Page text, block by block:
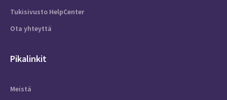
Tukisivusto HelpCenter
Ota yhteyttä
Pikalinkit
Meistä